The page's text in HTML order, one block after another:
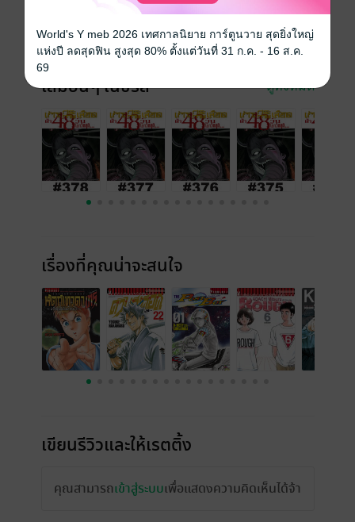
22 หน้า
ราคาปก 10 บาท
เล่มอื่นๆ ในซีรีส์ ดูทั้งหมด
เรื่องที่คุณน่าจะสนใจ
เขียนรีวิวและให้เรตติ้ง
คุณสามารถเข้าสู่ระบบเพื่อแสดงความคิดเห็นได้จ้า
World's Y meb 2026 เทศกาลนิยาย การ์ตูนวาย สุดยิ่งใหญ่
แห่งปี ลดสุดฟิน สูงสุด 80% ตั้งแต่วันที่ 31 ก.ค. - 16 ส.ค.
69